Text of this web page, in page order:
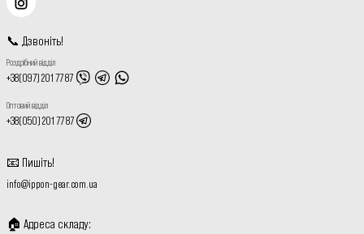
📞 Дзвоніть!
Роздрібний відділ
+38(097) 201 77 87
Оптовий відділ
+38(050) 201 77 87
📧 Пишіть!
info@ippon-gear.com.ua
🏠 Адреса складу: